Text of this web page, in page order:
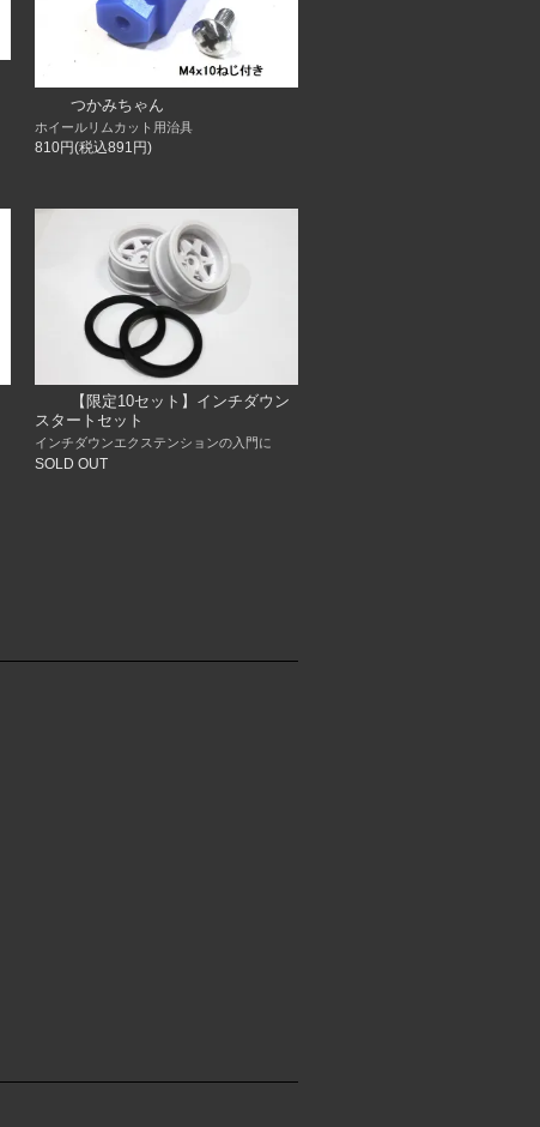
つかみちゃん
ホイールリムカット用治具
810円(税込891円)
【限定10セット】インチダウン
スタートセット
インチダウンエクステンションの入門に
SOLD OUT